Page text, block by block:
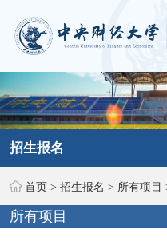
招生报名
首页 > 招生报名 > 所有项目
所有项目